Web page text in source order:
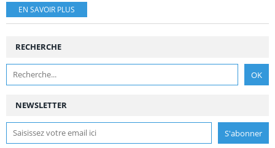
EN SAVOIR PLUS
NEWSLETTER
RECHERCHE